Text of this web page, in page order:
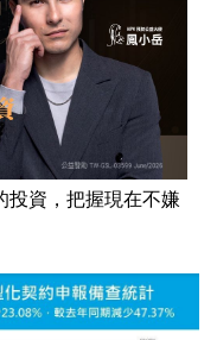
投資，把握現在不嫌